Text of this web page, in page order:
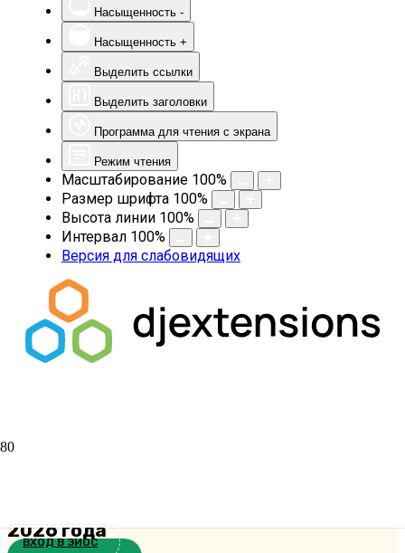
Насыщенность -
Насыщенность +
Выделить ссылки
Выделить заголовки
Программа для чтения с экрана
Режим чтения
Масштабирование 100%
Размер шрифта 100%
Высота линии 100%
Интервал 100%
Версия для слабовидящих
ВХОД В ЭИОС
2026 года